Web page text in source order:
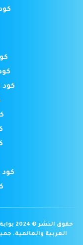
حقوق
العربية والعالمية.